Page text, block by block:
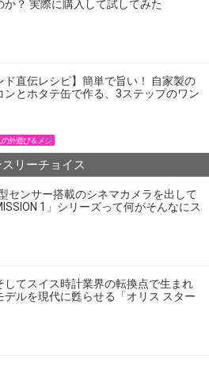
か？ 実際に購入して試してみた
ド直伝レシピ】簡単で旨い！ 自家製の
ンとホタテ缶で作る、3ステップのワン
の外遊び＆メシ
スリーチョイス
センサー搭載のシネマカメラを出して
1」シリーズって何がそんなにス
してスイス時計業界の転換点で生まれ
デルを現代に甦らせる「オリス スター